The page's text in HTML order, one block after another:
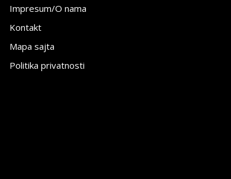
Impresum/O nama
Kontakt
Mapa sajta
Politika privatnosti